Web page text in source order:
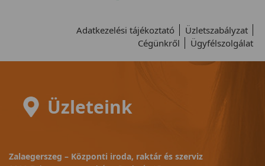
Adatkezelési tájékoztató
Üzletszabályzat
Cégünkről
Ügyfélszolgálat
Üzleteink
Zalaegerszeg – Központi iroda, raktár és szerviz